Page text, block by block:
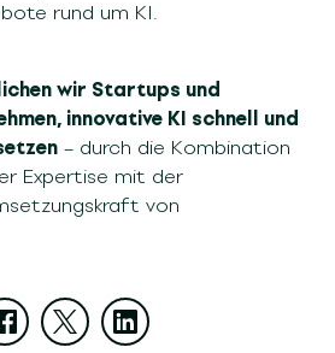
rund um KI.
wir Startups und
innovative KI schnell und
– durch die Kombination
Expertise mit der
von